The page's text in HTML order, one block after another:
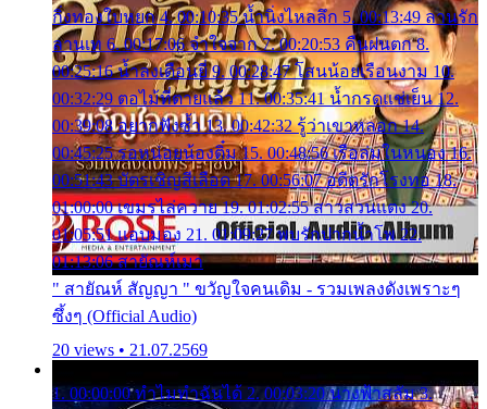
กิ่งทองใบหยก 4. 00:10:35 น้ำนิ่งไหลลึก 5. 00:13:49 ลานรัก
ลานเท 6. 00:17:06 จำใจจาก 7. 00:20:53 คืนฝนตก 8.
00:25:16 น้ำลงเดือนยี่ 9. 00:28:47 โสนน้อยเรือนงาม 10.
00:32:29 ตอไม้ที่ตายแล้ว 11. 00:35:41 น้ำกรดแช่เย็น 12.
00:39:08 อยากฟังซ้ำ 13. 00:42:32 รู้ว่าเขาหลอก 14.
00:45:25 รอหน่อยน้องติ๋ม 15. 00:48:56 เรือล่มในหนอง 16.
00:51:43 บัตรเชิญสีเลือด 17. 00:56:07 อดีตรักโรงทอ 18.
01:00:00 เขมรไล่ควาย 19. 01:02:55 สาวสวนแตง 20.
01:05:51 แอบมอง 21. 01:09:27 พบรักปากน้ำโพ 22.
01:13:06 สายัณห์เมา
" สายัณห์ สัญญา " ขวัญใจคนเดิม - รวมเพลงดังเพราะๆ
ซึ้งๆ (Official Audio)
20 views • 21.07.2569
1. 00:00:00 ทำไมทำฉันได้ 2. 00:03:20 นางฟ้าสลัม 3.